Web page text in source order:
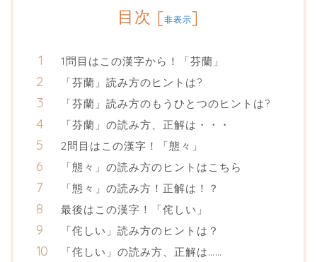
目次 [非表示]
1問目はこの漢字から！「芬蘭」
「芬蘭」読み方のヒントは?
「芬蘭」読み方のもうひとつのヒントは?
「芬蘭」の読み方、正解は・・・
2問目はこの漢字！「態々」
「態々」の読み方のヒントはこちら
「態々」の読み方！正解は！？
最後はこの漢字！「侘しい」
「侘しい」読み方のヒントは？
「侘しい」の読み方、正解は……